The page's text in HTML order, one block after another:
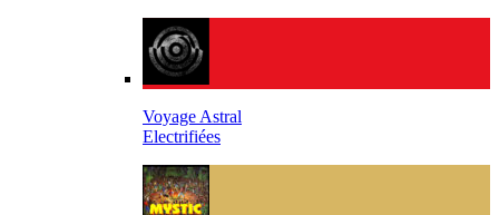
Voyage Astral
Electrifiées